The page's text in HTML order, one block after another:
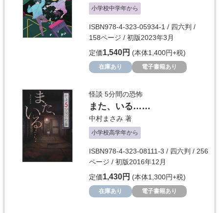
小学校中学年から
ISBN978-4-323-05934-1 / 四六判 /
158ページ / 初版2023年3月
定価1,540円 (本体1,400円+税)
在庫あり 電子書籍あり
怪談 5分間の恐怖
また、いる……
中村まさみ 著
小学校高学年から
ISBN978-4-323-08111-3 / 四六判 / 256
ページ / 初版2016年12月
定価1,430円 (本体1,300円+税)
在庫あり 電子書籍あり